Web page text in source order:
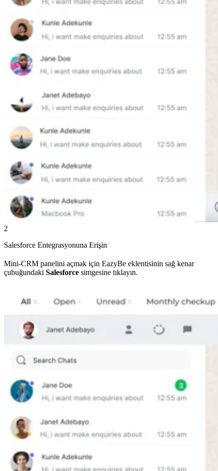
2
Salesforce Entegrasyonuna Erişin
Mini-CRM panelini açmak için EazyBe eklentisinin sağ kenar
çubuğundaki Salesforce simgesine tıklayın.